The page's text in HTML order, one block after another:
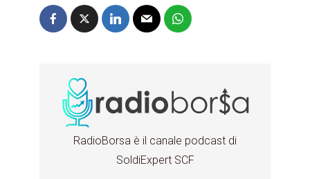
RadioBorsa è il canale podcast di
SoldiExpert SCF